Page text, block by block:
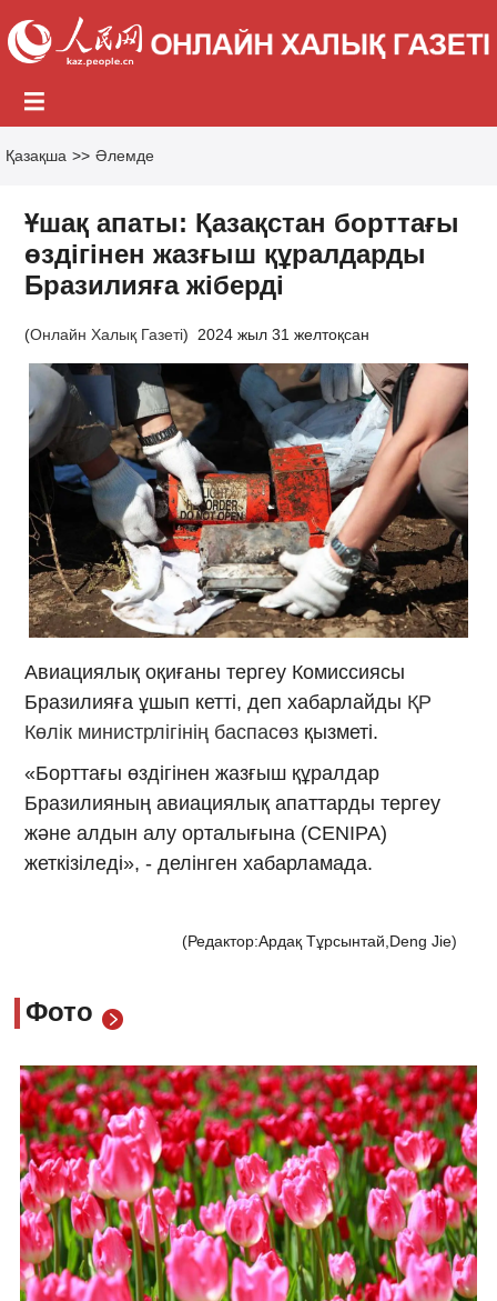
Қазақша >> Әлемде
Ұшақ апаты: Қазақстан борттағы
өздігінен жазғыш құралдарды
Бразилияға жіберді
(Онлайн Халық Газеті) 2024 жыл 31 желтоқсан
Авиациялық оқиғаны тергеу Комиссиясы
Бразилияға ұшып кетті, деп хабарлайды ҚР
Көлік министрлігінің баспасөз қызметі.
«Борттағы өздігінен жазғыш құралдар
Бразилияның авиациялық апаттарды тергеу
және алдын алу орталығына (CENIPA)
жеткізіледі», - делінген хабарламада.
(Редактор:Ардақ Тұрсынтай,Deng Jie)
Фото